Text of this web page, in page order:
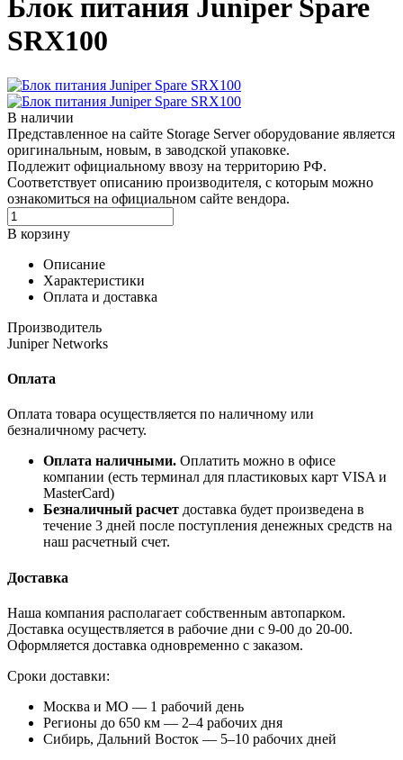
Блок питания Juniper Spare
SRX100
В наличии
Представленное на сайте Storage Server оборудование является
оригинальным, новым, в заводской упаковке.
Подлежит официальному ввозу на территорию РФ.
Соответствует описанию производителя, с которым можно
ознакомиться на официальном сайте вендора.
В корзину
Описание
Характеристики
Оплата и доставка
Производитель
Juniper Networks
Оплата
Оплата товара осуществляется по наличному или
безналичному расчету.
Оплата наличными. Оплатить можно в офисе
компании (есть терминал для пластиковых карт VISA и
MasterCard)
Безналичный расчет доставка будет произведена в
течение 3 дней после поступления денежных средств на
наш расчетный счет.
Доставка
Наша компания располагает собственным автопарком.
Доставка осуществляется в рабочие дни с 9-00 до 20-00.
Оформляется доставка одновременно с заказом.
Сроки доставки:
Москва и МО — 1 рабочий день
Регионы до 650 км — 2–4 рабочих дня
Сибирь, Дальний Восток — 5–10 рабочих дней